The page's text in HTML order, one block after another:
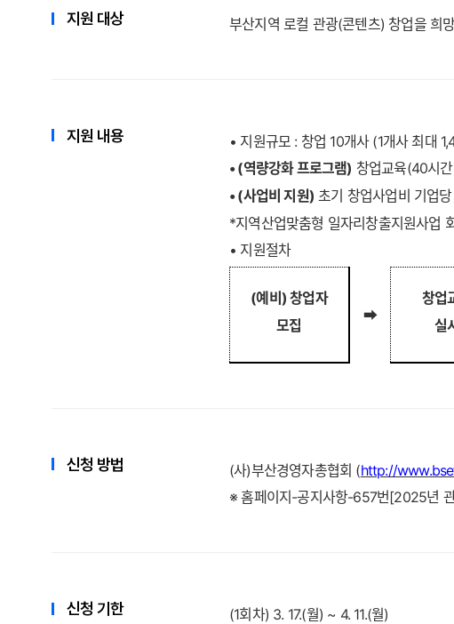
지원 대상 부산지역 로컬 관광(콘텐츠) 창업을 희
지원 내용 • 지원규모 : 창업 10개사 (1개사 최대
•(역량강화 프로그램) 창업교육(40시간
•(사업비 지원) 초기 창업사업비 기업
*지역산업맞춤형 일자리창출지원사업
• 지원절차
(예비)창업자
모집
➡
창업
실
신청 방법 (사)부산경영자총협회 (http://
※홈페이지 -공지사항-657번[2025년
신청 기한 (1회차) 3. 17.(월) ~ 4. 11.(월)